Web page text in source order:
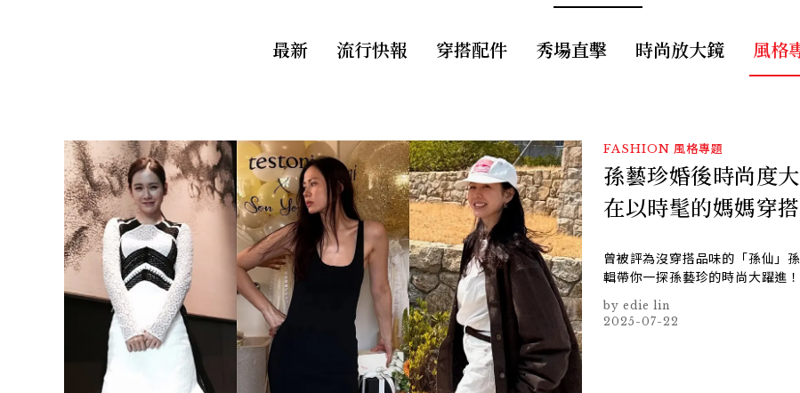
最新 流行快報 穿搭配件 秀場直擊 時尚放大鏡 風格
FASHION 風格專題
孫藝珍婚後時尚度
在以時髦的媽媽穿
曾被評為沒穿搭品味的「孫仙」
輯帶你一探孫藝珍的時尚大躍進！
edie lin
2025-07-22